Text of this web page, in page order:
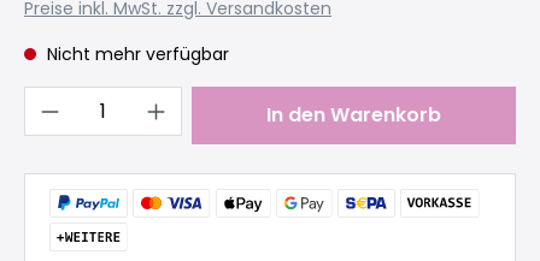
Preise inkl. MwSt. zzgl. Versandkosten
Nicht mehr verfügbar
Produkt Anzahl: Gib den
In den Warenkorb